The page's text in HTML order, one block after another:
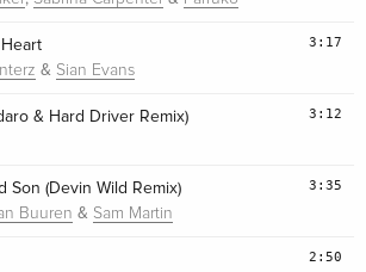
& Sian Evans
3:17
& Hard Driver Remix) 3:12
Son (Devin Wild Remix)
Buuren & Sam Martin
3:35
2:50